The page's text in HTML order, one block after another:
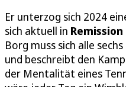
Er unterzog sich 2024
sich aktuell in Remission
Borg muss sich alle
und beschreibt den
der Mentalität eines